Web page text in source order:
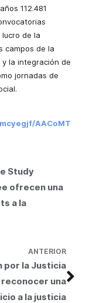
112.481
de la
campos de la
la integración de
jornadas de
AACoMT
ANTERIOR
por la Justicia
una
a la justicia
Study
ofrecen una
a la